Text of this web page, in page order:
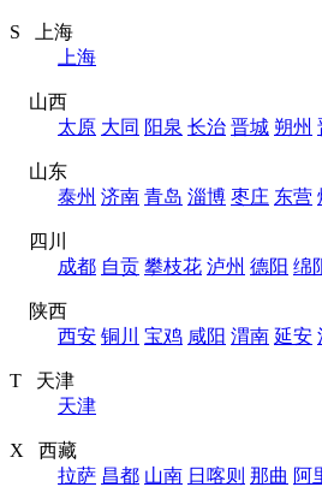
S 上海
上海
山西
太原 大同 阳泉 长治 晋城 朔州
山东
泰州 济南 青岛 淄博 枣庄 东营
四川
成都 自贡 攀枝花 泸州 德阳 绵
陕西
西安 铜川 宝鸡 咸阳 渭南 延安
T 天津
天津
X 西藏
拉萨 昌都 山南 日喀则 那曲 阿